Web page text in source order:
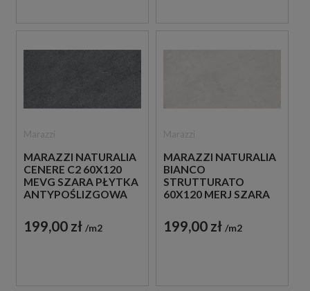
MARAZZI NATURALIA
CENERE C2 60X120
MEVG SZARA PŁYTKA
ANTYPOŚLIZGOWA
199,00 zł m2
MARAZZI NATURALIA
BIANCO
STRUTTURATO
60X120 MERJ SZARA
STRUKTULARNA
IMITUJĄCA KAMIEŃ
199,00 zł m2